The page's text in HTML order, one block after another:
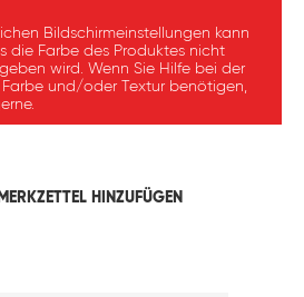
Bildschirmeinstellungen kann
die Farbe des Produktes nicht
wird. Wenn Sie Hilfe bei der
und/oder Textur benötigen,
HINZUFÜGEN